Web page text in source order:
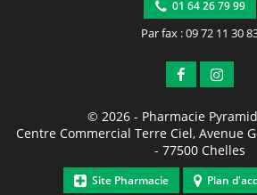
01 64 26 79 99
Par fax : 09 72 11 30
© 2026 - Pharmacie
Centre Commercial Terre Ciel, Avenue
- 77500 Chelles
Site Pharmacie Plan